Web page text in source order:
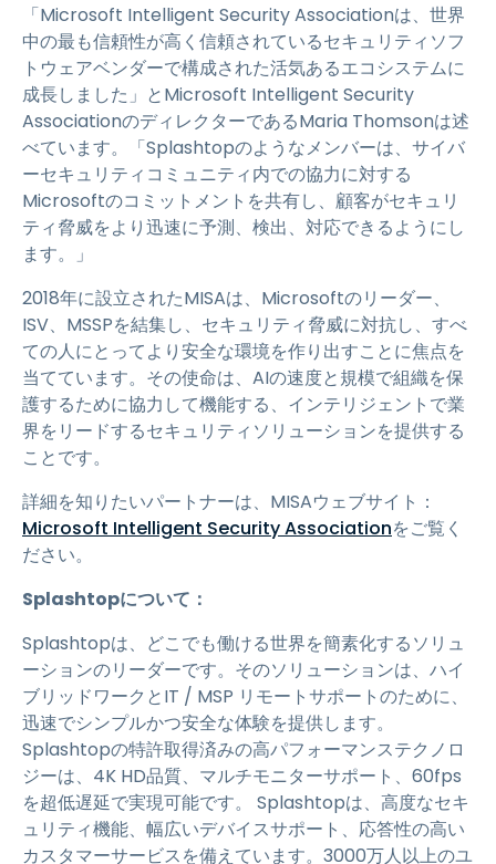
「Microsoft Intelligent Security Associationは、世界
中の最も信頼性が高く信頼されているセキュリティソフ
トウェアベンダーで構成された活気あるエコシステムに
成長しました」とMicrosoft Intelligent Security
AssociationのディレクターであるMaria Thomsonは述
べています。「Splashtopのようなメンバーは、サイバ
ーセキュリティコミュニティ内での協力に対する
Microsoftのコミットメントを共有し、顧客がセキュリ
ティ脅威をより迅速に予測、検出、対応できるようにし
ます。」
2018年に設立されたMISAは、Microsoftのリーダー、
ISV、MSSPを結集し、セキュリティ脅威に対抗し、すべ
ての人にとってより安全な環境を作り出すことに焦点を
当てています。その使命は、AIの速度と規模で組織を保
護するために協力して機能する、インテリジェントで業
界をリードするセキュリティソリューションを提供する
ことです。
詳細を知りたいパートナーは、MISAウェブサイト：
Microsoft Intelligent Security Associationをご覧く
ださい。
Splashtopについて：
Splashtopは、どこでも働ける世界を簡素化するソリュ
ーションのリーダーです。そのソリューションは、ハイ
ブリッドワークとIT / MSP リモートサポートのために、
迅速でシンプルかつ安全な体験を提供します。
Splashtopの特許取得済みの高パフォーマンステクノロ
ジーは、4K HD品質、マルチモニターサポート、60fps
を超低遅延で実現可能です。 Splashtopは、高度なセキ
ュリティ機能、幅広いデバイスサポート、応答性の高い
カスタマーサービスを備えています。3000万人以上のユ